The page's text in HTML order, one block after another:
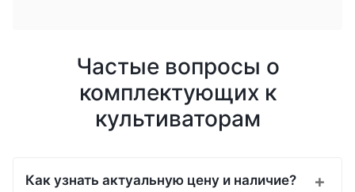
Частые вопросы о
комплектующих к
культиваторам
Как узнать актуальную цену и наличие?